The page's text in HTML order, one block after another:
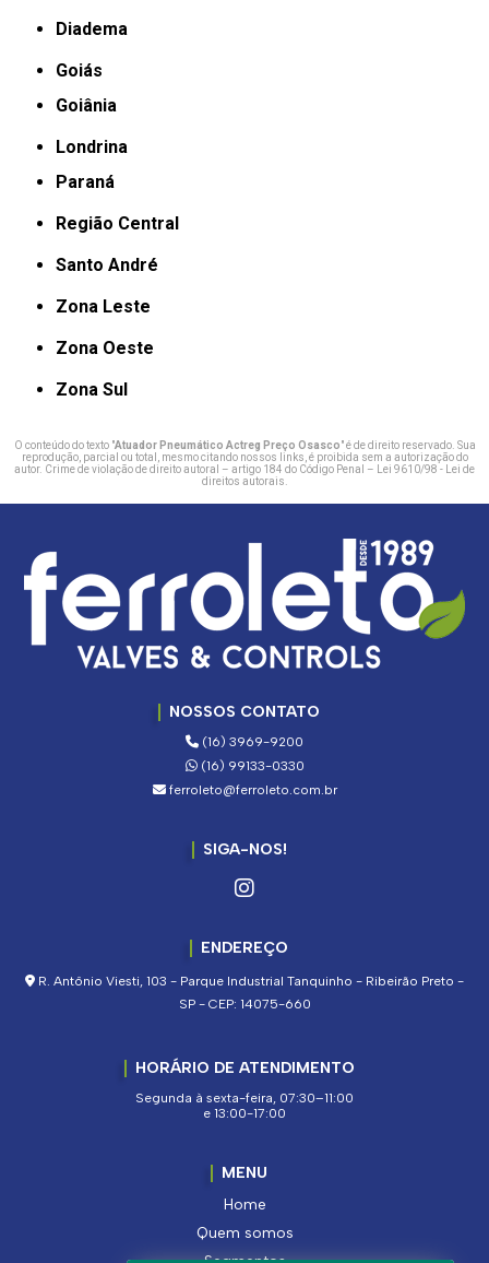
Diadema
Goiás
Goiânia
Londrina
Paraná
Região Central
Santo André
Zona Leste
Zona Oeste
Zona Sul
O conteúdo do texto "Atuador Pneumático Actreg Preço Osasco" é de direito reservado. Sua
reprodução, parcial ou total, mesmo citando nossos links, é proibida sem a autorização do
autor. Crime de violação de direito autoral – artigo 184 do Código Penal – Lei 9610/98 - Lei de
direitos autorais.
NOSSOS CONTATO
(16) 3969-9200
(16) 99133-0330
ferroleto@ferroleto.com.br
SIGA-NOS!
ENDEREÇO
R. Antônio Viesti, 103 - Parque Industrial Tanquinho - Ribeirão Preto -
SP - CEP: 14075-660
HORÁRIO DE ATENDIMENTO
Segunda à sexta-feira, 07:30–11:00
e 13:00-17:00
MENU
Home
Quem somos